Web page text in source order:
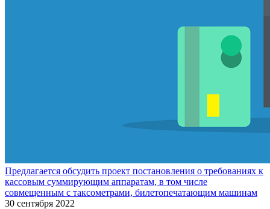
Предлагается обсудить проект постановления о требованиях к
кассовым суммирующим аппаратам, в том числе
совмещенным с таксометрами, билетопечатающим машинам
30 сентября 2022